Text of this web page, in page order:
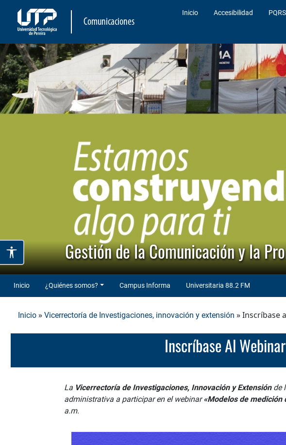
Comunicaciones
Inicio Accesibilidad PQRS
Gestión de la Comunicación y la
Inicio ¿Quiénes somos? Campus Informa Universitaria 88.2 FM
Inicio » Vicerrectoría de Investigaciones, innovación y extensión » Inscríbase
Inscríbase Al
La Vicerrectoría de Investigaciones, Innovación y Extensiónde
administrativa a participar en el webinar«Modelos de medición
a.m.